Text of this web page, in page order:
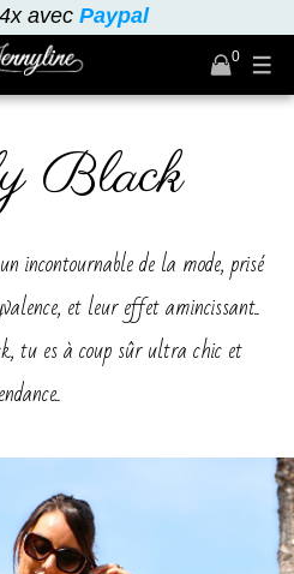
avec Paypal
0
Black
incontournable de la mode, prisé
et leur effet amincissant..
tu es à coup sûr ultra chic et